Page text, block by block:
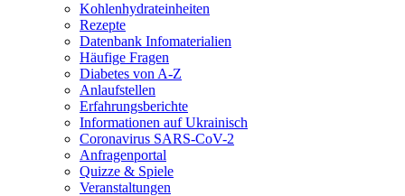
Kohlenhydrateinheiten
Rezepte
Datenbank Infomaterialien
Häufige Fragen
Diabetes von A-Z
Anlaufstellen
Erfahrungsberichte
Informationen auf Ukrainisch
Coronavirus SARS-CoV-2
Anfragenportal
Quizze & Spiele
Veranstaltungen